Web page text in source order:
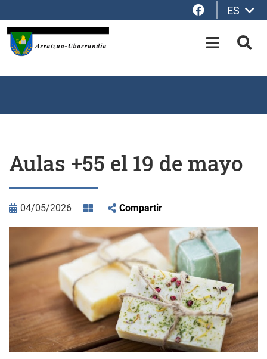
Facebook
ES
OPEN-
Aulas +55 el 19 de mayo
04/05/2026 Compartir